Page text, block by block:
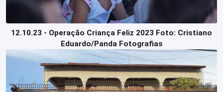
12.10.23 - Operação Criança Feliz 2023 Foto: Cristiano
Eduardo/Panda Fotografias